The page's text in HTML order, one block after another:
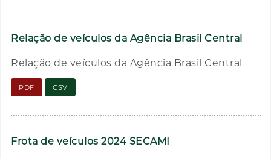
Relação de veículos da Agência Brasil Central
Relação de veículos da Agência Brasil Central
PDF CSV
Frota de veículos 2024 SECAMI